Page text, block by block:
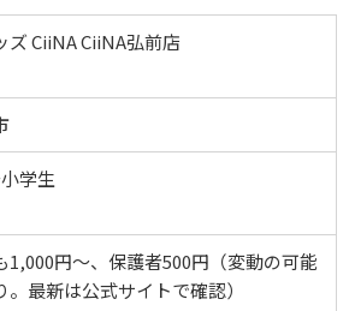
ズ CiiNA CiiNA弘前店
学生
1,000円〜、保護者500円（変動の可能
。最新は公式サイトで確認）